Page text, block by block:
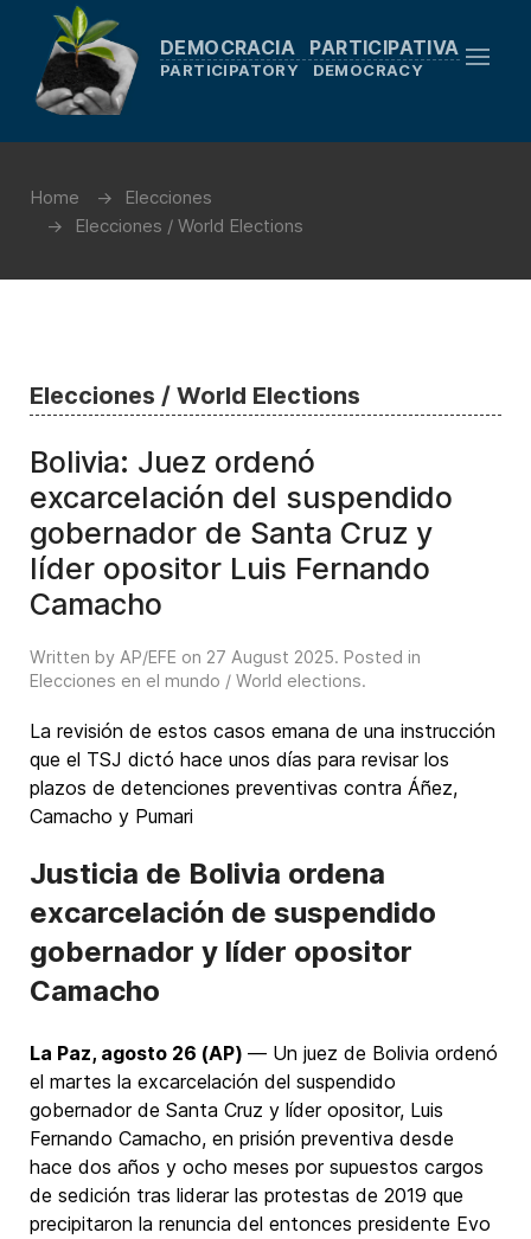
DEMOCRACIA PARTICIPATIVA
PARTICIPATORY DEMOCRACY
Home
Elecciones
Elecciones / World Elections
Elecciones / World Elections
Bolivia: Juez ordenó
excarcelación del suspendido
gobernador de Santa Cruz y
líder opositor Luis Fernando
Camacho
Written by AP/EFE on 27 August 2025. Posted in
Elecciones en el mundo / World elections.
La revisión de estos casos emana de una instrucción
que el TSJ dictó hace unos días para revisar los
plazos de detenciones preventivas contra Áñez,
Camacho y Pumari
Justicia de Bolivia ordena
excarcelación de suspendido
gobernador y líder opositor
Camacho
La Paz, agosto 26 (AP) — Un juez de Bolivia ordenó
el martes la excarcelación del suspendido
gobernador de Santa Cruz y líder opositor, Luis
Fernando Camacho, en prisión preventiva desde
hace dos años y ocho meses por supuestos cargos
de sedición tras liderar las protestas de 2019 que
precipitaron la renuncia del entonces presidente Evo